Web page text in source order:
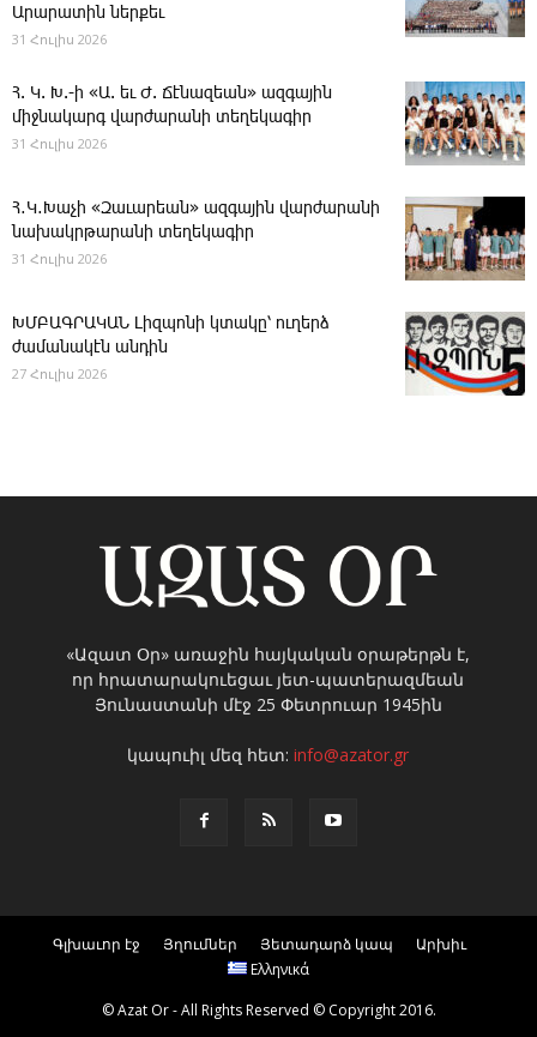
Արարատին ներքեւ
31 Հուլիս 2026
Հ. Կ. Խ.-ի «Ա. եւ Ժ. ­Ճէնազեան» ազգային
միջնակարգ վարժարանի տեղեկագիր
31 Հուլիս 2026
Հ․Կ․Խաչի «Զաւարեան» ազգային վարժարանի
նախակրթարանի տեղեկագիր
31 Հուլիս 2026
ԽՄԲԱԳՐԱԿԱՆ ­Լիզպոնի կտակը՝ ուղերձ
ժամանակէն անդին
27 Հուլիս 2026
«Ազատ Օր» առաջին հայկական օրաթերթն է,
որ հրատարակուեցաւ յետ-պատերազմեան
Յունաստանի մէջ 25 Փետրուար 1945ին
կապուիլ մեզ հետ:info@azator.gr
Գլխաւոր էջ Յղումներ Յետադարձ կապ
Արխիւ
Ελληνικά
© Azat Or - All Rights Reserved © Copyright 2016.